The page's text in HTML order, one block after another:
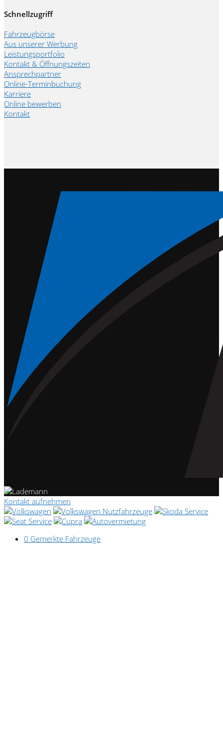
Schnellzugriff
Fahrzeugbörse
Aus unserer Werbung
Leistungsportfolio
Kontakt & Öffnungszeiten
Ansprechpartner
Online-Terminbuchung
Karriere
Online bewerben
Kontakt
Kontakt aufnehmen
0 Gemerkte Fahrzeuge